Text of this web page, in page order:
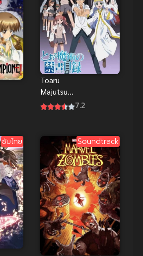
Toaru
Majutsu
Index Anime
7.2
ซับไทย Soundtrack